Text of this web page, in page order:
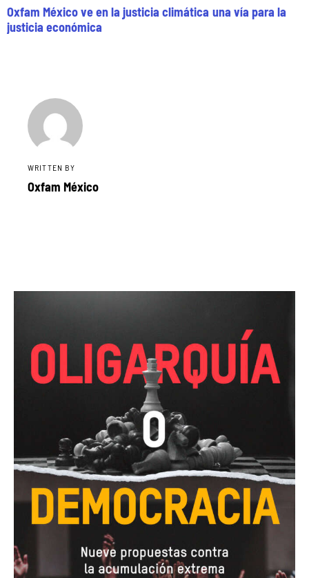
Oxfam México ve en la justicia climática una vía para la
justicia económica
WRITTEN BY
Oxfam México